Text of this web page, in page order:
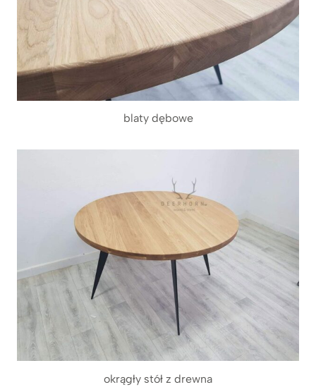
blaty dębowe
okrągły stół z drewna